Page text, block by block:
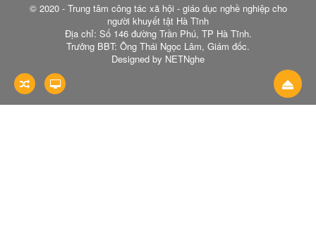
© 2020 - Trung tâm công tác xã hội - giáo dục nghề nghiệp cho
người khuyết tật Hà Tĩnh
Địa chỉ: Số 146 đường Trần Phú, TP Hà Tĩnh.
Trưởng BBT: Ông Thái Ngọc Lâm, Giám đốc.
Designed by NETNghe